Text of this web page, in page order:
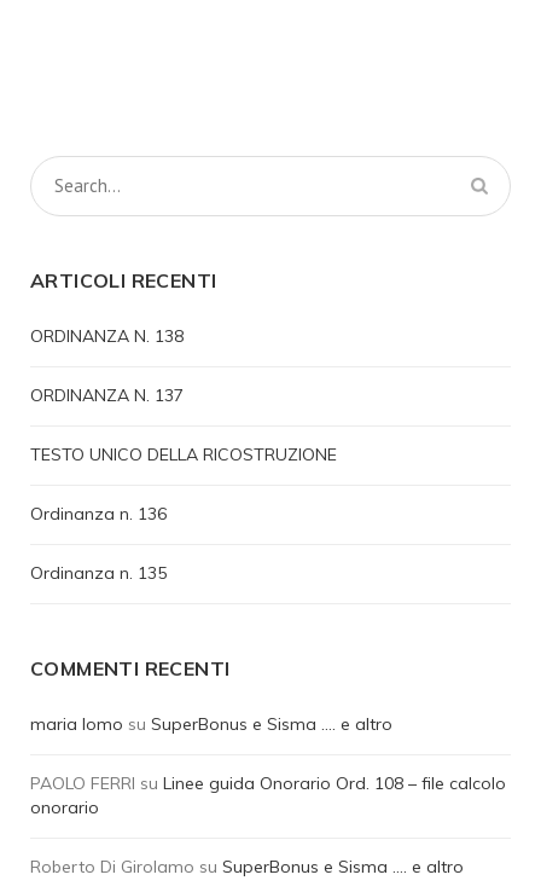
ARTICOLI RECENTI
ORDINANZA N. 138
ORDINANZA N. 137
TESTO UNICO DELLA RICOSTRUZIONE
Ordinanza n. 136
Ordinanza n. 135
COMMENTI RECENTI
maria lomo su SuperBonus e Sisma …. e altro
PAOLO FERRI su Linee guida Onorario Ord. 108 – file calcolo
onorario
Roberto Di Girolamo su SuperBonus e Sisma …. e altro